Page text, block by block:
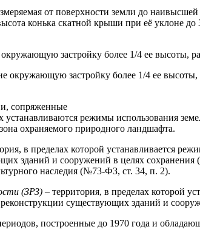
от поверхности земли до наивысшей
конька скатной крыши при её уклоне
застройку более 1/4 ее высоты,
окружающую застройку более 1/4 ее
сопряженные
устанавливаются режимы использования
охраняемого природного ландшафта.
в пределах которой устанавливается
зданий и сооружений в целях
наследия (№73-ФЗ, ст. 34, п. 2).
(ЗРЗ) – территория, в пределах которой
реконструкции существующих зданий и
построенные до 1970 года и